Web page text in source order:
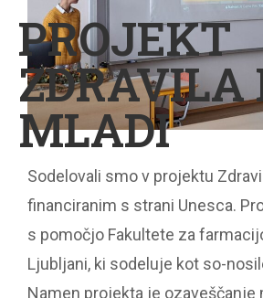
PROJEKT
ZDRAVILA
MLADI
Sodelovali smo v projektu
financiranim s strani Unesca.
s pomočjo Fakultete za
Ljubljani, ki sodeluje kot so-
Namen projekta je ozaveščanje